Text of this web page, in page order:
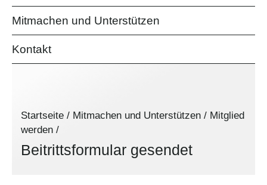
Mitmachen und Unterstützen
Kontakt
Startseite / Mitmachen und Unterstützen / Mitglied
werden /
Beitrittsformular gesendet